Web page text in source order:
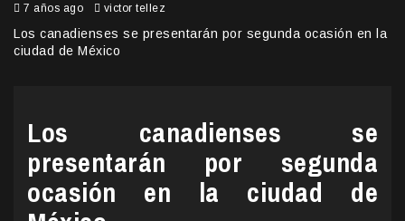
7 años ago victor tellez
Los canadienses se presentarán por segunda ocasión en la
ciudad de México
Los canadienses se
presentarán por segunda
ocasión en la ciudad de